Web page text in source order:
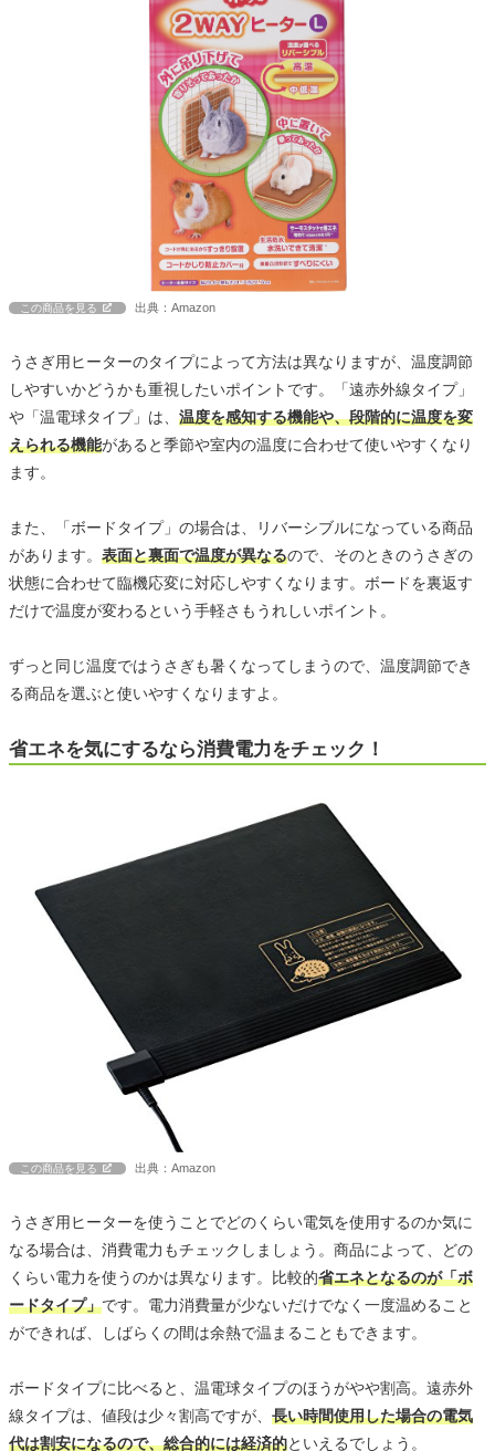
この商品を見る 出典：Amazon
うさぎ用ヒーターのタイプによって方法は異なりますが、温度調節
しやすいかどうかも重視したいポイントです。「遠赤外線タイプ」
や「温電球タイプ」は、 温度を感知する機能や、段階的に温度を変
えられる機能があると季節や室内の温度に合わせて使いやすくなり
ます。
また、「ボードタイプ」の場合は、リバーシブルになっている商品
があります。 表面と裏面で温度が異なるので、そのときのうさぎの
状態に合わせて臨機応変に対応しやすくなります。ボードを裏返す
だけで温度が変わるという手軽さもうれしいポイント。
ずっと同じ温度ではうさぎも暑くなってしまうので、温度調節でき
る商品を選ぶと使いやすくなりますよ。
省エネを気にするなら消費電力をチェック！
この商品を見る 出典：Amazon
うさぎ用ヒーターを使うことでどのくらい電気を使用するのか気に
なる場合は、消費電力もチェックしましょう。商品によって、どの
くらい電力を使うのかは異なります。比較的省エネとなるのが「ボ
ードタイプ」です。電力消費量が少ないだけでなく一度温めること
ができれば、しばらくの間は余熱で温まることもできます。
ボードタイプに比べると、温電球タイプのほうがやや割高。遠赤外
線タイプは、値段は少々割高ですが、 長い時間使用した場合の電気
代は割安になるので、総合的には経済的といえるでしょう。